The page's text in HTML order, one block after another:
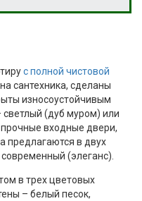
с полной чистовой
сантехника, сделаны
износоустойчивым
(дуб муром) или
входные двери,
предлагаются в двух
(элеганс).
в трех цветовых
– белый песок,